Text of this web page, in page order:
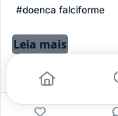
#doenca falciforme
Leia mais